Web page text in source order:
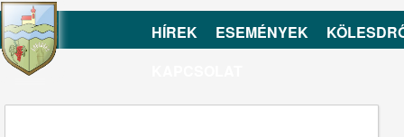
HÍREK ESEMÉNYEK